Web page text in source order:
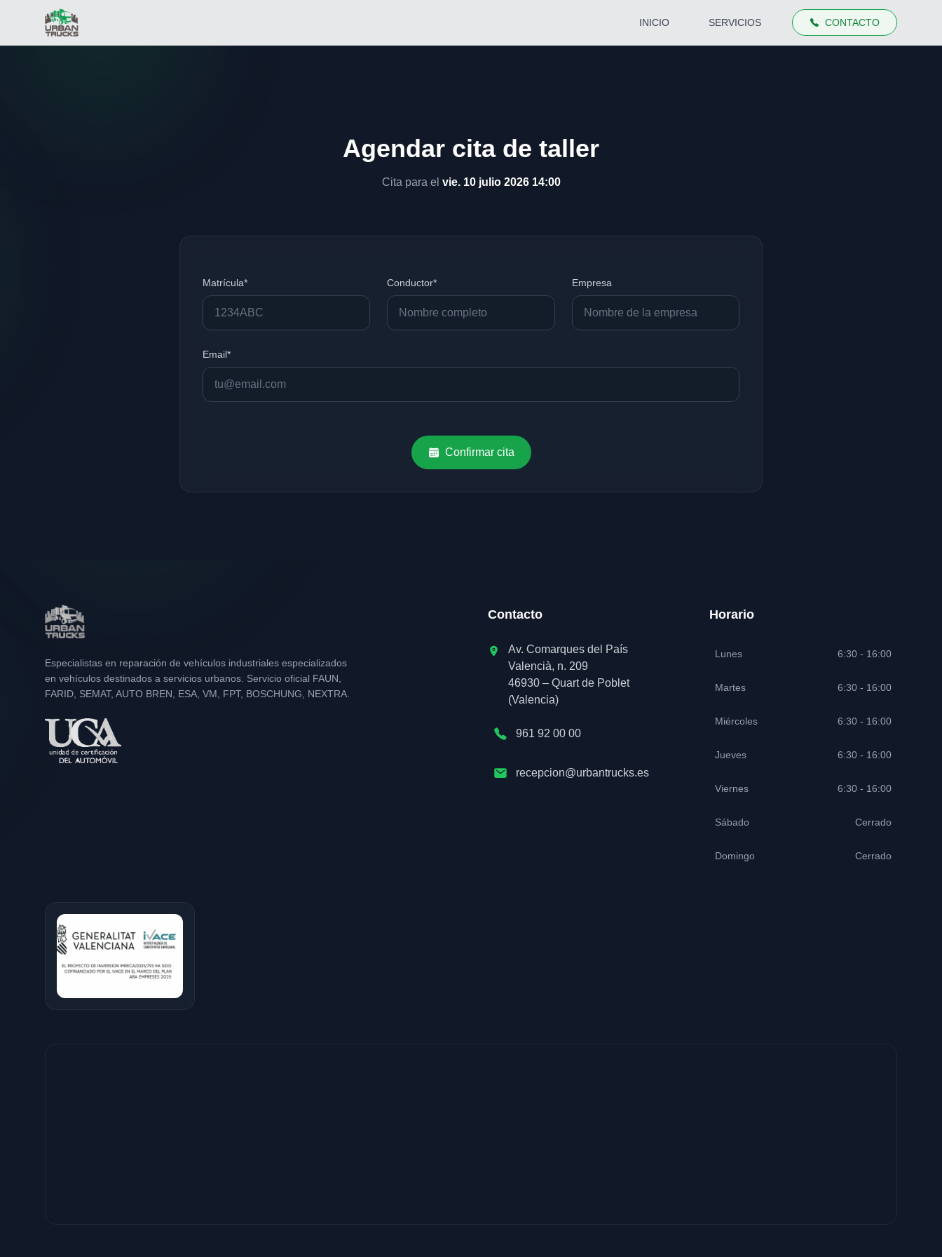
INICIO SERVICIOS CONTACTO
Agendar cita de taller
Cita para el vie. 10 julio 2026 14:00
Matrícula* Conductor* Empresa
Email*
Confirmar cita
Especialistas en reparación de vehículos industriales especializados
en vehículos destinados a servicios urbanos. Servicio oficial FAUN,
FARID, SEMAT, AUTO BREN, ESA, VM, FPT, BOSCHUNG, NEXTRA.
Contacto
Av. Comarques del País
Valencià, n. 209
46930 – Quart de Poblet
(Valencia)
961 92 00 00
recepcion@urbantrucks.es
Horario
Lunes 6:30 - 16:00
Martes 6:30 - 16:00
Miércoles 6:30 - 16:00
Jueves 6:30 - 16:00
Viernes 6:30 - 16:00
Sábado Cerrado
Domingo Cerrado